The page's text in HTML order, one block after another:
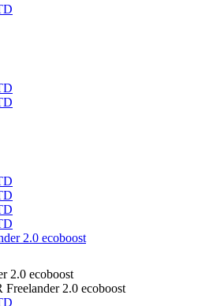
2.0 ecoboost
Freelander 2.0 ecoboost